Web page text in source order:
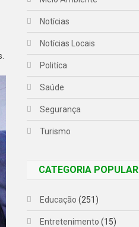
Notícias
Notícias Locais
Politíca
Saúde
Segurança
Turismo
CATEGORIA POPULAR
Educação (251)
Entretenimento (15)